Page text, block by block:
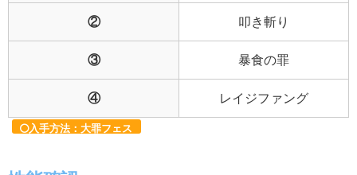
② 叩き斬り
③ 暴食の罪
④ レイジファング
入手方法：大罪フェス